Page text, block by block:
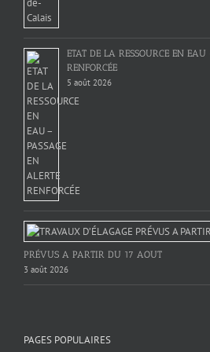
ETAT DE LA RESSOURCE EN
RENFORCÉE
5 août 2026
PRÉVUS A PARTIR DU 17 AOUT
3 août 2026
PAGES POPULAIRES